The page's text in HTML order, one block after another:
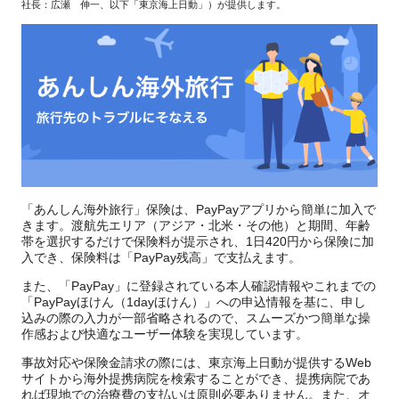
社長：広瀬 伸一、以下「東京海上日動」）が提供します。
「あんしん海外旅行」保険は、PayPayアプリから簡単に加入で
きます。渡航先エリア（アジア・北米・その他）と期間、年齢
帯を選択するだけで保険料が提示され、1日420円から保険に加
入でき、保険料は「PayPay残高」で支払えます。
また、「PayPay」に登録されている本人確認情報やこれまでの
「PayPayほけん（1dayほけん）」への申込情報を基に、申し
込みの際の入力が一部省略されるので、スムーズかつ簡単な操
作感および快適なユーザー体験を実現しています。
事故対応や保険金請求の際には、東京海上日動が提供するWeb
サイトから海外提携病院を検索することができ、提携病院であ
れば現地での治療費の支払いは原則必要ありません。また、オ